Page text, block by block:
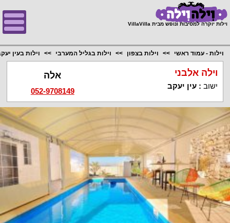
וילות יוקרה למסיבות ונופש מבית VillaVilla
וילות - עמוד ראשי וילות בצפון וילות בגליל המערבי וילות בעין
וילה אלבני
ישוב :עין יעקב
אלה
052-9708149